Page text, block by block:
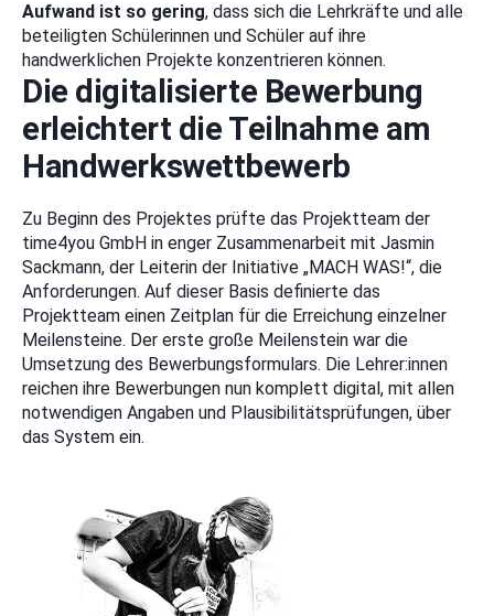
Aufwand ist so gering, dass sich die Lehrkräfte und alle
beteiligten Schülerinnen und Schüler auf ihre
handwerklichen Projekte konzentrieren können.
Die digitalisierte Bewerbung
erleichtert die Teilnahme am
Handwerkswettbewerb
Zu Beginn des Projektes prüfte das Projektteam der
time4you GmbH in enger Zusammenarbeit mit Jasmin
Sackmann, der Leiterin der Initiative „MACH WAS!“, die
Anforderungen. Auf dieser Basis definierte das
Projektteam einen Zeitplan für die Erreichung einzelner
Meilensteine. Der erste große Meilenstein war die
Umsetzung des Bewerbungsformulars. Die Lehrer:innen
reichen ihre Bewerbungen nun komplett digital, mit allen
notwendigen Angaben und Plausibilitätsprüfungen, über
das System ein.